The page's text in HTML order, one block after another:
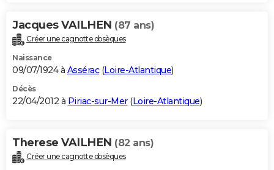
Jacques VAILHEN (87 ans)
Créer une cagnotte obsèques
Naissance
09/07/1924 à Assérac(Loire-Atlantique)
Décès
22/04/2012 à Piriac-sur-Mer(Loire-Atlantique)
Therese VAILHEN (82 ans)
Créer une cagnotte obsèques